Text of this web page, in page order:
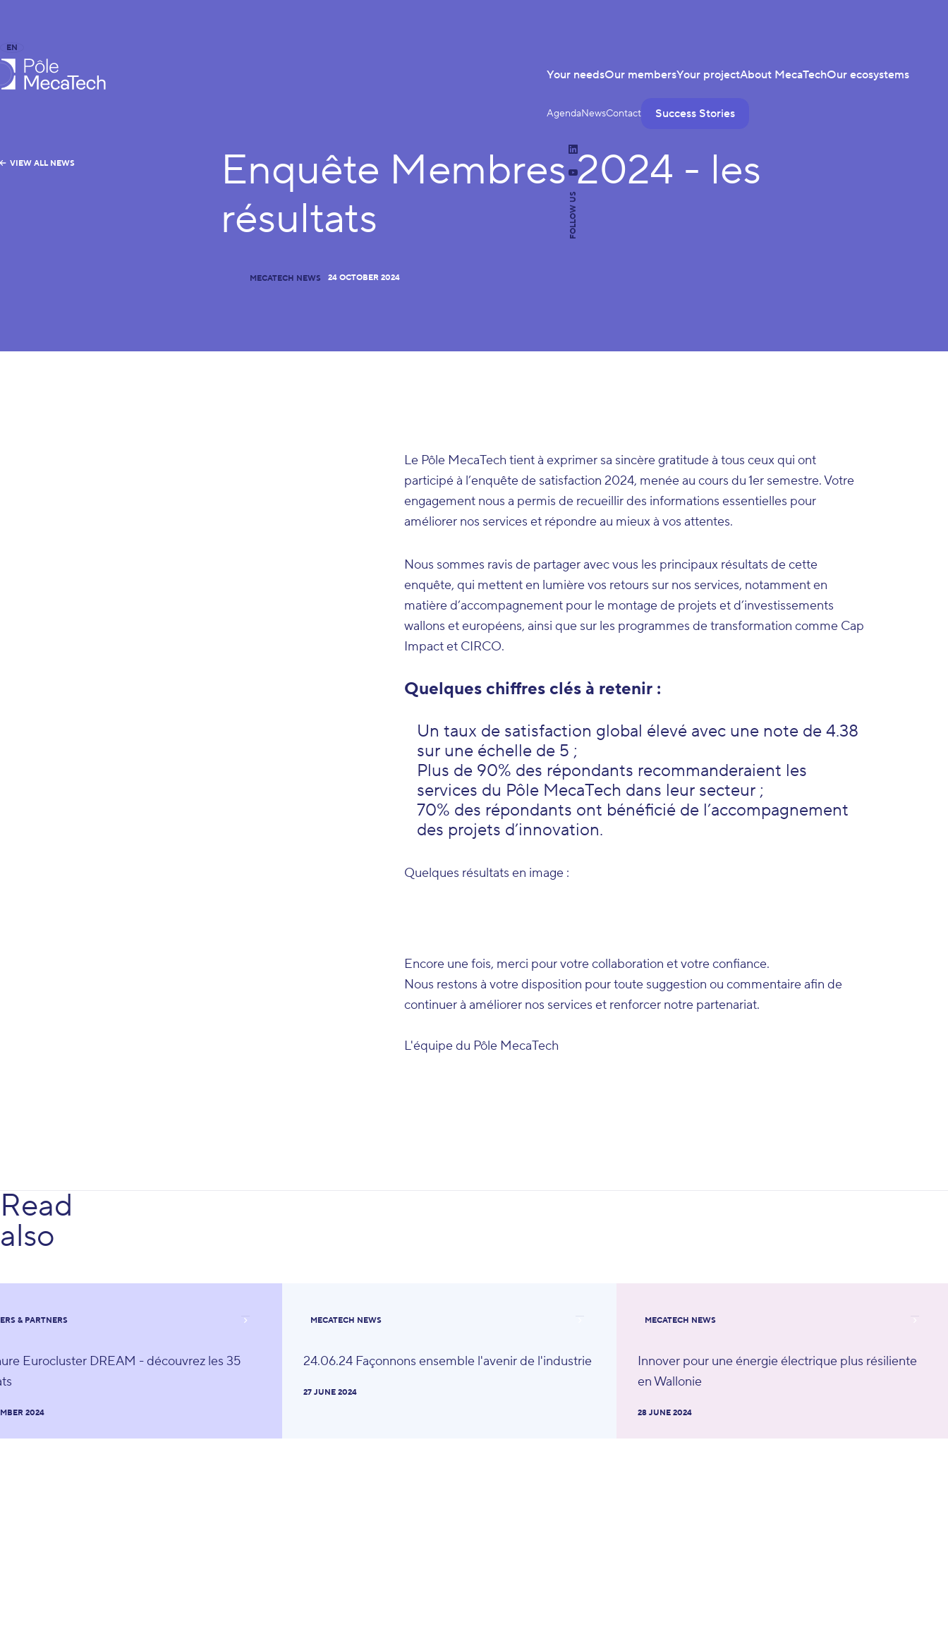
Your needsOur membersYour projectAbout MecaTechOur ecosystems
AgendaNewsContact Success Stories
FOLLOW US
LinkedIn
YouTube
EN
FR
VIEW ALL NEWS
Enquête Membres 2024 - les
résultats
MECATECH NEWS 24 OCTOBER 2024
Le Pôle MecaTech tient à exprimer sa sincère gratitude à tous ceux qui ont
participé à l’enquête de satisfaction 2024, menée au cours du 1er semestre. Votre
engagement nous a permis de recueillir des informations essentielles pour
améliorer nos services et répondre au mieux à vos attentes.
Nous sommes ravis de partager avec vous les principaux résultats de cette
enquête, qui mettent en lumière vos retours sur nos services, notamment en
matière d’accompagnement pour le montage de projets et d’investissements
wallons et européens, ainsi que sur les programmes de transformation comme Cap
Impact et CIRCO.
Quelques chiffres clés à retenir :
Un taux de satisfaction global élevé avec une note de 4.38
sur une échelle de 5 ;
Plus de 90% des répondants recommanderaient les
services du Pôle MecaTech dans leur secteur ;
70% des répondants ont bénéficié de l’accompagnement
des projets d’innovation.
Quelques résultats en image :
Encore une fois, merci pour votre collaboration et votre confiance.
Nous restons à votre disposition pour toute suggestion ou commentaire afin de
continuer à améliorer nos services et renforcer notre partenariat.
L'équipe du Pôle MecaTech
Read
also
Eurocluster DREAM - découvrez les 35
2024
& PARTNERS
24.06.24 Façonnons ensemble l'avenir de l'industrie
27 JUNE 2024
MECATECH NEWS
Innover pour une énergie électrique plus résiliente
en Wallonie
28 JUNE 2024
MECATECH NEWS